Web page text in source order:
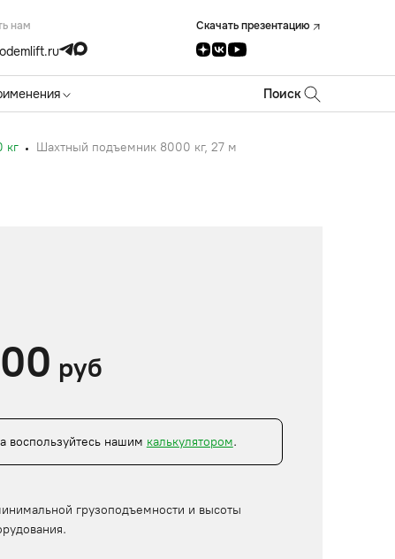
нам Скачать презентацию
Поиск
кг Шахтный подъемник 8000 кг, 27 м
руб
воспользуйтесь нашим калькулятором.
грузоподъемности и высоты